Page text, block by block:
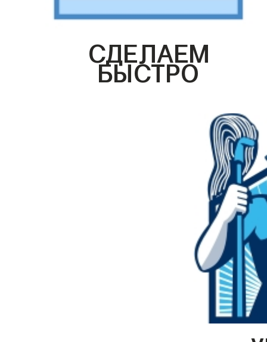
СДЕЛАЕМ
БЫСТРО